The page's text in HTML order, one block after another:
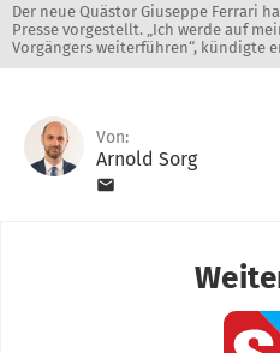
Der neue Quästor Giuseppe Ferrari
Presse vorgestellt. „Ich werde auf
Vorgängers weiterführen“, kündigte
Von:
Arnold Sorg